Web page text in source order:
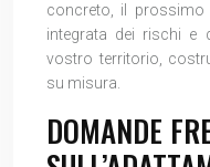
concreto, il prossimo
integrata dei rischi e
vostro territorio,
su misura.
DOMANDE